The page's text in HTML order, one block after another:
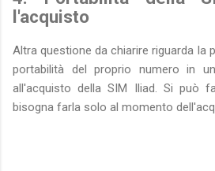
l'acquisto
Altra questione da chiarire riguarda la
portabilità del proprio numero in
all'acquisto della SIM Iliad. Si può
bisogna farla solo al momento